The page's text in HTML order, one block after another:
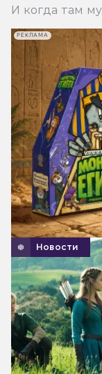
И когда там
Новости
РЕКЛАМА